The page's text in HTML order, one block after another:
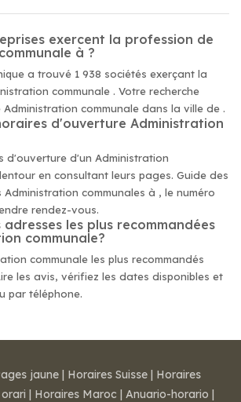
exercent la profession de
à ?
a trouvé 1 938 sociétés exerçant la
communale . Votre recherche
communale dans la ville de .
d'ouverture Administration
d'ouverture d'un Administration
en consultant leurs pages. Guide des
Administration communales à , le numéro
rendez-vous.
adresses les plus recommandées
communale?
communale les plus recommandés
les avis, vérifiez les dates disponibles et
par téléphone.
jaune | Horaires Suisse | Horaires
| Horaires Maroc | Anuario-horario |